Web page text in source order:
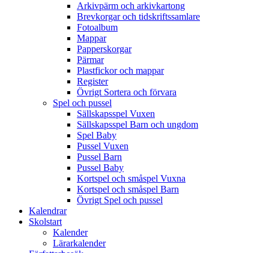
Arkivpärm och arkivkartong
Brevkorgar och tidskriftssamlare
Fotoalbum
Mappar
Papperskorgar
Pärmar
Plastfickor och mappar
Register
Övrigt Sortera och förvara
Spel och pussel
Sällskapsspel Vuxen
Sällskapsspel Barn och ungdom
Spel Baby
Pussel Vuxen
Pussel Barn
Pussel Baby
Kortspel och småspel Vuxna
Kortspel och småspel Barn
Övrigt Spel och pussel
Kalendrar
Skolstart
Kalender
Lärarkalender